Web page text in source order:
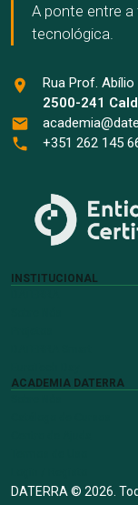
A ponte entre
tecnológica.
Rua Prof.
2500-241
+351 262 145
INSTITUCIONAL
ACADEMIA DATERRA
DATERRA © 2026.